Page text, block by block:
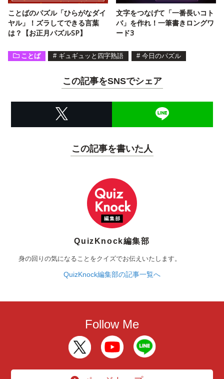
ことばのパズル「ひらがなダイ
ヤル」！ズラしてできる言葉
は？【お正月パズルSP】
文字をつなげて「一番長いコト
バ」を作れ！一筆書きロングワ
ード3
ことば # ギュギュッと四字熟語 # 今日のパズル
この記事をSNSでシェア
この記事を書いた人
QuizKnock編集部
身の回りの気になることをクイズでお伝えいたします。
QuizKnock編集部の記事一覧へ
Follow Me